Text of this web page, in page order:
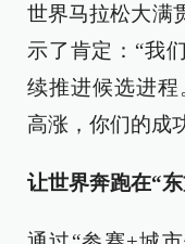
世界马拉松大满
示了肯定：“我
续推进候选进
高涨，你们的成
让世界奔跑在“